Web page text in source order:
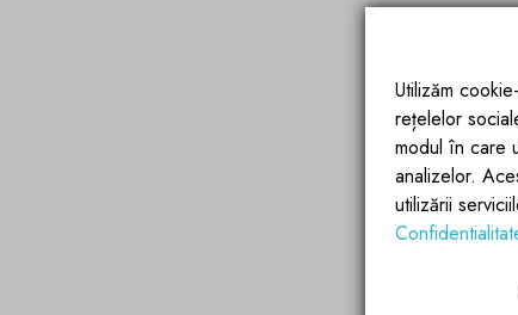
Utilizăm
rețelelor
modul în care
analizelor.
utilizării